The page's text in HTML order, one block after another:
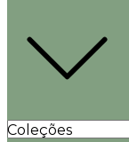
Coleções